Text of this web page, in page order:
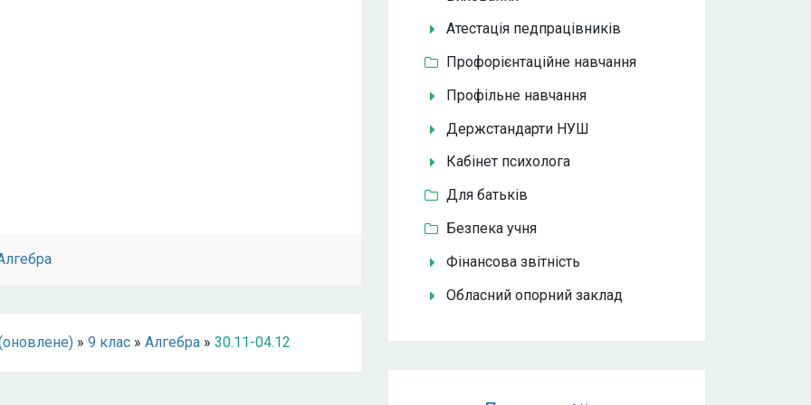
» 9 клас» Алгебра» 30.11-04.12
Атестація педпрацівників
Профорієнтаційне навчання
Профільне навчання
Держстандарти НУШ
Кабінет психолога
Для батьків
Безпека учня
Фінансова звітність
Обласний опорний заклад